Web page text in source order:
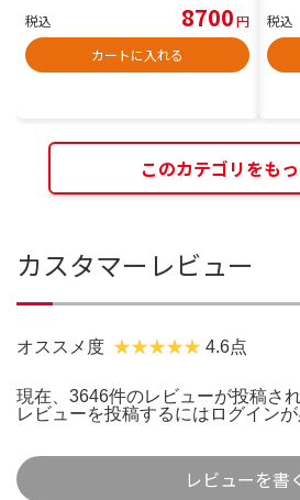
税込 8700円
カートに入れる
税込
このカテゴリをも
カスタマーレビュー
オススメ度 4.6点
現在、3646件のレビューが投稿され
レビューを投稿するには ログイン
レビューを書